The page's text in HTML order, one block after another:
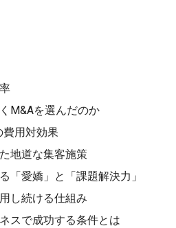
M&Aを選んだのか
費用対効果
地道な集客施策
「愛嬌」と「課題解決力」
し続ける仕組み
スで成功する条件とは